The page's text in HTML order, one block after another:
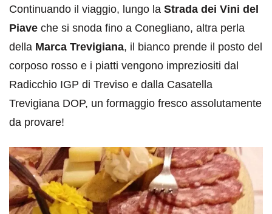
Continuando il viaggio, lungo la Strada dei Vini del
Piave che si snoda fino a Conegliano, altra perla
della Marca Trevigiana, il bianco prende il posto del
corposo rosso e i piatti vengono impreziositi dal
Radicchio IGP di Treviso e dalla Casatella
Trevigiana DOP, un formaggio fresco assolutamente
da provare!